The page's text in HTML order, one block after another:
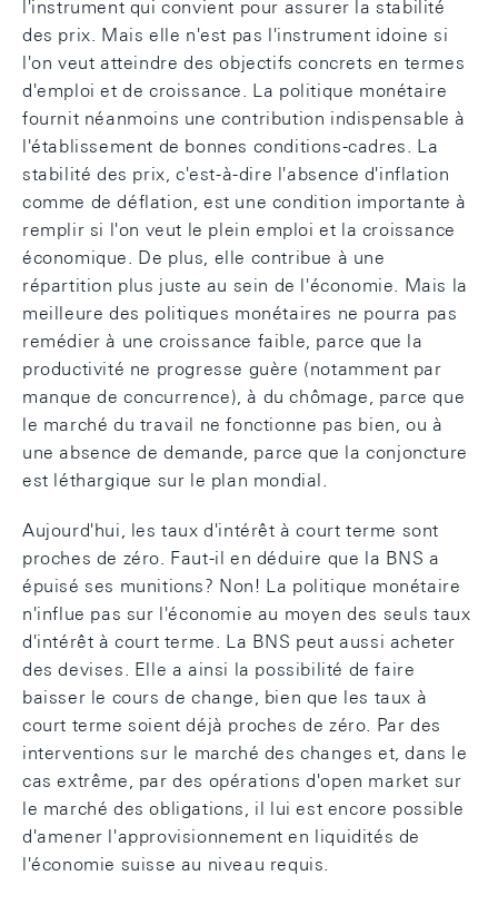
l'instrument qui convient pour assurer la stabilité
des prix. Mais elle n'est pas l'instrument idoine si
l'on veut atteindre des objectifs concrets en termes
d'emploi et de croissance. La politique monétaire
fournit néanmoins une contribution indispensable à
l'établissement de bonnes conditions-cadres. La
stabilité des prix, c'est-à-dire l'absence d'inflation
comme de déflation, est une condition importante à
remplir si l'on veut le plein emploi et la croissance
économique. De plus, elle contribue à une
répartition plus juste au sein de l'économie. Mais la
meilleure des politiques monétaires ne pourra pas
remédier à une croissance faible, parce que la
productivité ne progresse guère (notamment par
manque de concurrence), à du chômage, parce que
le marché du travail ne fonctionne pas bien, ou à
une absence de demande, parce que la conjoncture
est léthargique sur le plan mondial.
Aujourd'hui, les taux d'intérêt à court terme sont
proches de zéro. Faut-il en déduire que la BNS a
épuisé ses munitions? Non! La politique monétaire
n'influe pas sur l'économie au moyen des seuls taux
d'intérêt à court terme. La BNS peut aussi acheter
des devises. Elle a ainsi la possibilité de faire
baisser le cours de change, bien que les taux à
court terme soient déjà proches de zéro. Par des
interventions sur le marché des changes et, dans le
cas extrême, par des opérations d'open market sur
le marché des obligations, il lui est encore possible
d'amener l'approvisionnement en liquidités de
l'économie suisse au niveau requis.